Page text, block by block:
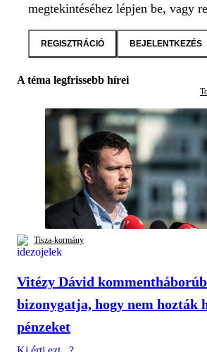
megtekintéséhez lépjen be, vagy
REGISZTRÁCIÓ BEJELENTKEZÉS
A téma legfrissebb hírei
Tisza-kormány
Vitézy Dávid
bizonygatja, hogy nem hozták
pénzeket